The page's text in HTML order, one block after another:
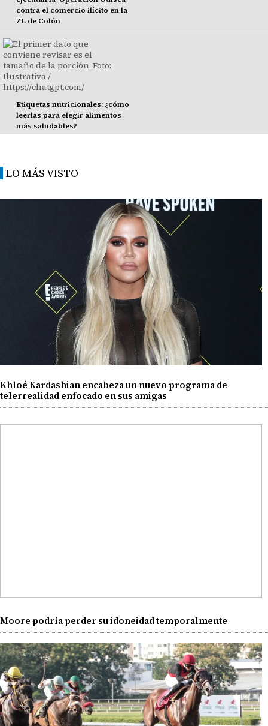
contra el comercio ilícito en la
ZL de Colón
Etiquetas nutricionales: ¿cómo
leerlas para elegir alimentos
más saludables?
LO MÁS VISTO
Khloé Kardashian encabeza un nuevo programa de
telerrealidad enfocado en sus amigas
Moore podría perder su idoneidad temporalmente